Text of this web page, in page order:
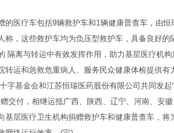
医疗车包括9辆救护车和1辆健康普查车，由恒
，这些救护车均为负压型救护车，具备良好的
隔离与转运中有效发挥作用，助力基层医疗机
转运和急救危重病人、服务民众健康体检提供有
基金会和江苏恒瑞医药股份有限公司共同发起
交付，相继运抵广西、陕西、辽宁、河南、安徽
层医疗卫生机构捐赠救护车和健康普查车，将